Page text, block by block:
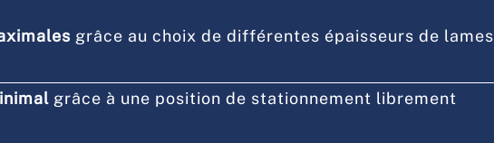
grâce au choix de différentes épaisseurs de lames
grâce à une position de stationnement librement